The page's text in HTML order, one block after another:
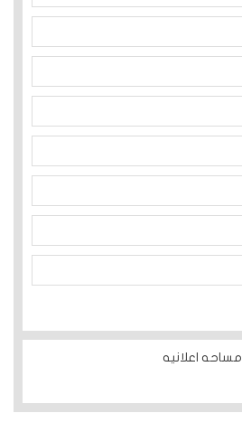
مساحه اعلانيه